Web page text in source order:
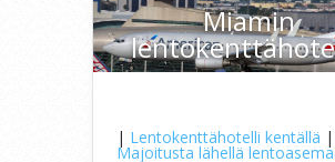
Miamin
| Lentokenttähotelli kentällä |
Majoitusta lähellä